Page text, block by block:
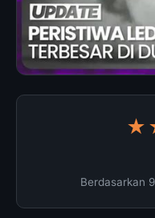
Berdasarkan